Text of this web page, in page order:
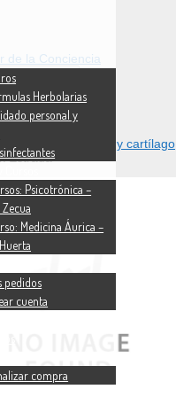
Natural Huesos y cartílago
Estrada
Herbolarias
personal y
Psicotrónica –
Medicina Áurica –
pedidos
cuenta
compra